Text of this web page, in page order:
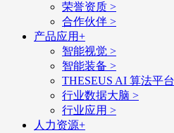
荣誉资质 >
合作伙伴 >
产品应用+
智能视觉 >
智能装备 >
THESEUS AI 算法平台
行业数据大脑 >
行业应用 >
人力资源+